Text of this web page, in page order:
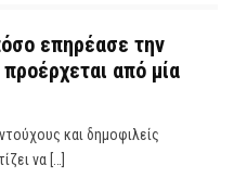
επηρέασε την
από μία
και δημοφιλείς
να […]